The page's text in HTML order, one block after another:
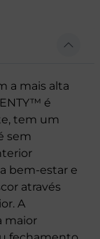
a mais alta
é
tem um
sem
bem-estar e
através
A
maior